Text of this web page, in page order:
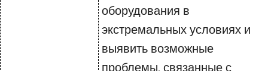
оборудования в
экстремальных условиях и
выявить возможные
проблемы, связанные с